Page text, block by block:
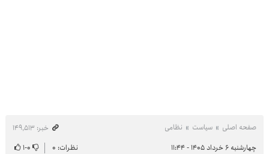
صفحه اصلی سیاست نظامی
خبر: ۱۴۹٬۵۱۳
چهارشنبه ۶ خرداد ۱۴۰۵ - ۱۱:۴۴
نظرات: ۰ ۰-۱